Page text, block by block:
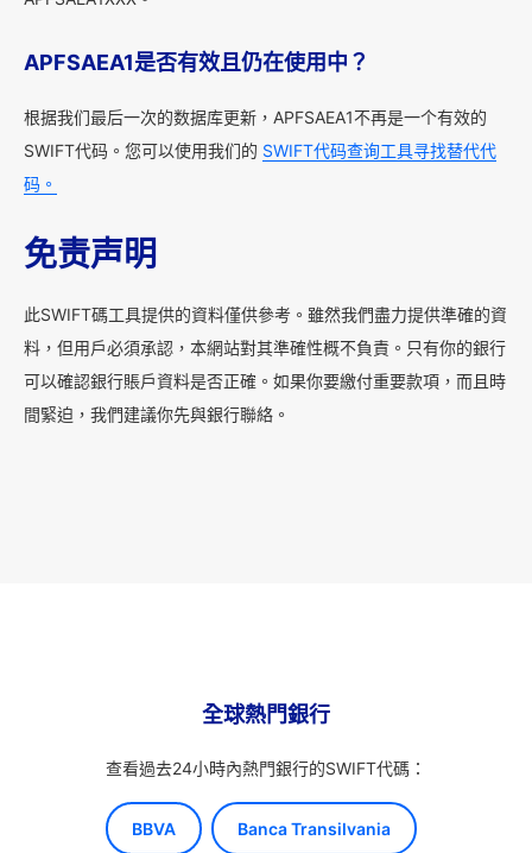
APFSAEA1是否有效且仍在使用中？
根据我们最后一次的数据库更新，APFSAEA1不再是一个有效的
SWIFT代码。您可以使用我们的 SWIFT代码查询工具寻找替代代
码。
免责声明
此SWIFT碼工具提供的資料僅供參考。雖然我們盡力提供準確的資
料，但用戶必須承認，本網站對其準確性概不負責。只有你的銀行
可以確認銀行賬戶資料是否正確。如果你要繳付重要款項，而且時
間緊迫，我們建議你先與銀行聯絡。
全球熱門銀行
查看過去24小時內熱門銀行的SWIFT代碼：
BBVA Banca Transilvania